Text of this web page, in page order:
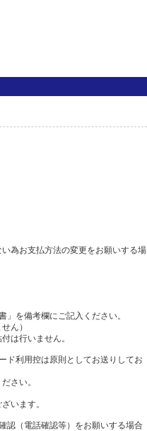
為お支払方法の変更をお願いする場
」を備考欄にご記入ください。
ん）
は行いません。
ド利用控は原則としてお送りしてお
さい。
います。
認（電話確認等）をお願いする場合